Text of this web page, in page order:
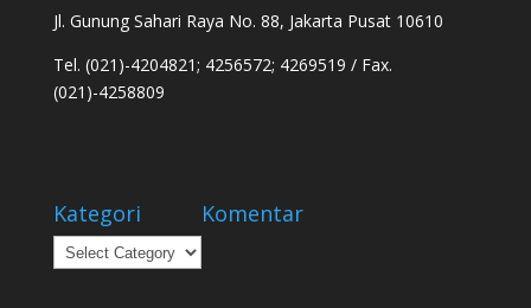
Jl. Gunung Sahari Raya No. 88, Jakarta Pusat 10610
Tel. (021)-4204821; 4256572; 4269519 / Fax.
(021)-4258809
Kategori
Kategori
Komentar